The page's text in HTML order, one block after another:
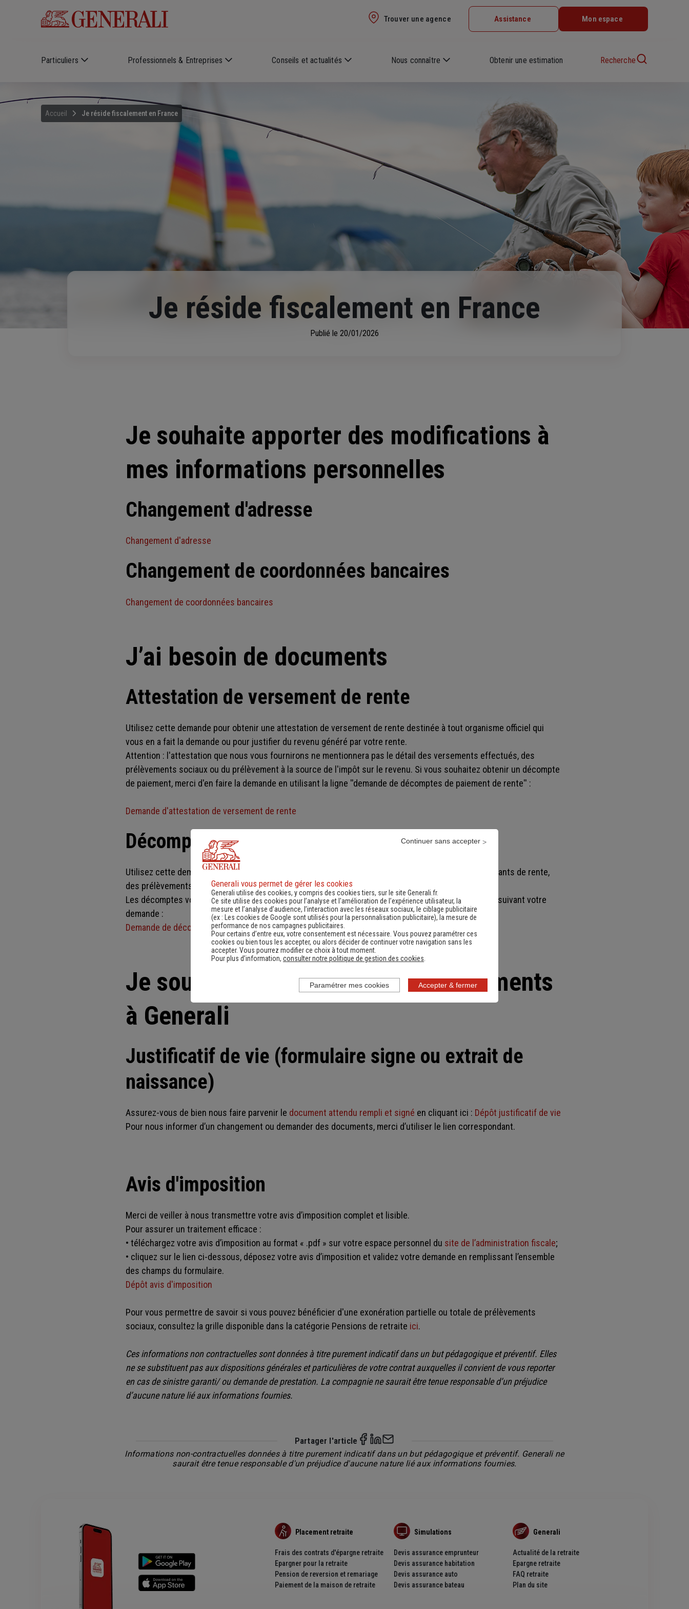
Trouver une agence Assistance Mon espace
Particuliers Professionnels & Entreprises Conseils et actualités Nous connaître Obtenir une estimation Recherche
Accueil Je réside fiscalement en France
Je réside fiscalement en France
Publié le 20/01/2026
Je souhaite apporter des modifications à
mes informations personnelles
Changement d'adresse
Changement d'adresse
Changement de coordonnées bancaires
Changement de coordonnées bancaires
J’ai besoin de documents
Attestation de versement de rente
Utilisez cette demande pour obtenir une attestation de versement de rente destinée à tout organisme officiel qui
vous en a fait la demande ou pour justifier du revenu généré par votre rente.
Attention : l'attestation que nous vous fournirons ne mentionnera pas le détail des versements effectués, des
prélèvements sociaux ou du prélèvement à la source de l'impôt sur le revenu. Si vous souhaitez obtenir un décompte
de paiement, merci d'en faire la demande en utilisant la ligne ''demande de décomptes de paiement de rente'' :
Demande d'attestation de versement de rente
Décomptes de paiement de rente
Utilisez cette demande pour obtenir à chaque paiement un décompte mentionnant le détail des montants de rente,
des prélèvements sociaux ou du prélèvement à la source de l'impôt sur le revenu.
Les décomptes vous seront envoyés uniquement par courrier électronique dès le premier paiement suivant votre
demande :
Demande de décomptes de paiement de rente
Je souhaite faire parvenir des documents
à Generali
Justificatif de vie (formulaire signe ou extrait de
naissance)
Assurez-vous de bien nous faire parvenir le document attendu rempli et signé en cliquant ici : Dépôt justificatif de vie
Pour nous informer d’un changement ou demander des documents, merci d’utiliser le lien correspondant.
Avis d'imposition
Merci de veiller à nous transmettre votre avis d’imposition complet et lisible.
Pour assurer un traitement efficace :
• téléchargez votre avis d’imposition au format « .pdf » sur votre espace personnel du site de l’administration fiscale;
• cliquez sur le lien ci-dessous, déposez votre avis d’imposition et validez votre demande en remplissant l’ensemble
des champs du formulaire.
Dépôt avis d'imposition
Pour vous permettre de savoir si vous pouvez bénéficier d'une exonération partielle ou totale de prélèvements
sociaux, consultez la grille disponible dans la catégorie Pensions de retraite ici.
Ces informations non contractuelles sont données à titre purement indicatif dans un but pédagogique et préventif. Elles
ne se substituent pas aux dispositions générales et particulières de votre contrat auxquelles il convient de vous reporter
en cas de sinistre garanti/ ou demande de prestation. La compagnie ne saurait être tenue responsable d’un préjudice
d’aucune nature lié aux informations fournies.
Partager l'article
Informations non-contractuelles données à titre purement indicatif dans un but pédagogique et préventif. Generali ne
saurait être tenue responsable d'un préjudice d'aucune nature lié aux informations fournies.
Placement retraite
Frais des contrats d'épargne retraite
Epargner pour la retraite
Pension de reversion et remariage
Paiement de la maison de retraite
Simulations
Devis assurance emprunteur
Devis assurance habitation
Devis assurance auto
Devis assurance bateau
Generali
Actualité de la retraite
Epargne retraite
FAQ retraite
Plan du site
Generali vous permet de gérer les cookies
Generali utilise des cookies, y compris des cookies tiers, sur le site Generali.fr.
Ce site utilise des cookies pour l’analyse et l'amélioration de l’expérience utilisateur, la
mesure et l’analyse d’audience, l’interaction avec les réseaux sociaux, le ciblage publicitaire
(ex :
Les cookies de Google sont utilisés pour la personnalisation publicitaire), la mesure de
performance de nos campagnes publicitaires.
Pour certains d’entre eux, votre consentement est nécessaire. Vous pouvez paramétrer ces
cookies ou bien tous les accepter, ou alors décider de continuer votre navigation sans les
accepter. Vous pourrez modifier ce choix à tout moment.
Pour plus d’information, consulter notre politique de gestion des cookies
Accepter & fermer
Continuer sans accepter
Paramétrer mes cookies